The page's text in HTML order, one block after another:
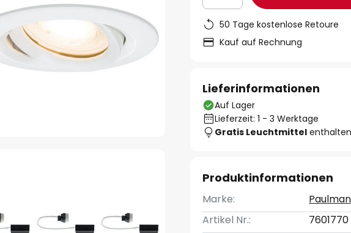
50 Tage kostenlose Retoure
Kauf auf Rechnung
Lieferinformationen
Auf Lager
Lieferzeit: 1 - 3 Werktage
Gratis Leuchtmittel enthalten
Produktinformationen
Marke:
Artikel Nr.:
7601770